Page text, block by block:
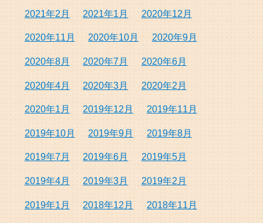
2021年2月 2021年1月 2020年12月
2020年11月 2020年10月 2020年9月
2020年8月 2020年7月 2020年6月
2020年4月 2020年3月 2020年2月
2020年1月 2019年12月 2019年11月
2019年10月 2019年9月 2019年8月
2019年7月 2019年6月 2019年5月
2019年4月 2019年3月 2019年2月
2019年1月 2018年12月 2018年11月